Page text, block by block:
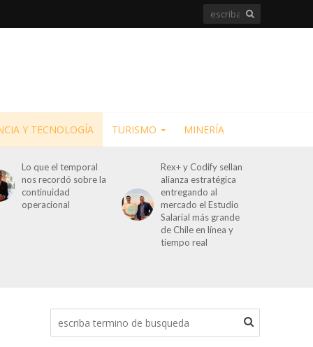
Y TECNOLOGÍA TURISMO MINERÍA
Lo que el temporal
nos recordó sobre la
continuidad
operacional
Rex+ y Codify sellan
alianza estratégica
entregando al
mercado el Estudio
Salarial más grande
de Chile en línea y
tiempo real